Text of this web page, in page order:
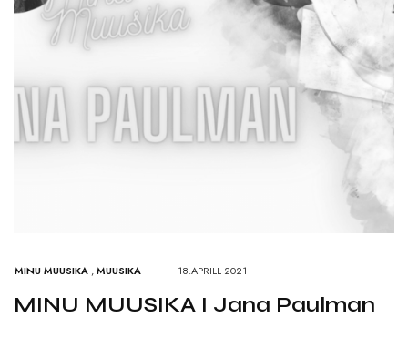
MINU MUUSIKA ,MUUSIKA 18.APRILL 2021
MINU MUUSIKA I Jana Paulman